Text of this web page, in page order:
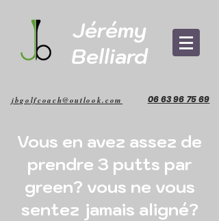
Jérémy
Belliard
jbgolfcoach@outlook.com 06 63 96 75 69
Vous en avez assez de
prendre 3 putts par
green? vous ne vous
sentez jamais aligné?